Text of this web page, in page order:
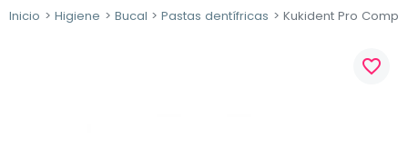
Inicio Higiene Bucal Pastas dentífricas Kukident Pro
favorite_border